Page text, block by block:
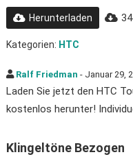
Herunterladen 34
Kategorien: HTC
Ralf Friedman - Januar 29,
Laden Sie jetzt den HTC
kostenlos herunter!
Klingeltöne Bezogen